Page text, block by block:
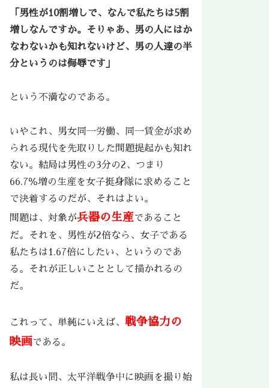
「男性が10割増しで、なんで私たちは5割
増しなんですか。そりゃあ、男の人にはか
なわないかも知れないけど、男の人達の半
分というのは侮辱です」
という不満なのである。
いやこれ、男女同一労働、同一賃金が求め
られる現代を先取りした問題提起かも知れ
ない。結局は男性の3分の2、つまり
66.7％増の生産を女子挺身隊に求めること
で決着するのだが、それはよい。
問題は、対象が兵器の生産であること
だ。それを、男性が2倍なら、女子である
私たちは1.67倍にしたい、というのであ
る。それが正しいこととして描かれるの
だ。
これって、単純にいえば、 戦争協力の
映画である。
私は長い間、太平洋戦争中に映画を撮り始